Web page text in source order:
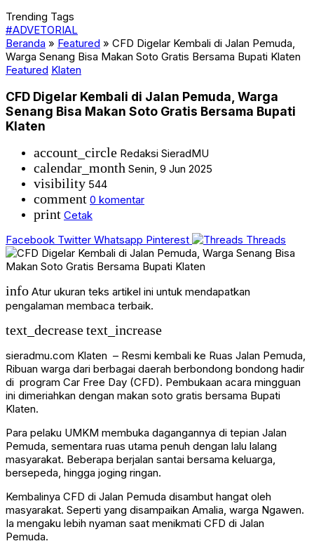
Trending Tags
#ADVETORIAL
Beranda » Featured » CFD Digelar Kembali di Jalan Pemuda,
Warga Senang Bisa Makan Soto Gratis Bersama Bupati Klaten
Featured Klaten
CFD Digelar Kembali di Jalan Pemuda, Warga
Senang Bisa Makan Soto Gratis Bersama Bupati
Klaten
account_circle Redaksi SieradMU
calendar_month Senin, 9 Jun 2025
visibility 544
comment 0 komentar
print Cetak
Facebook Twitter Whatsapp Pinterest Threads
info Atur ukuran teks artikel ini untuk mendapatkan
pengalaman membaca terbaik.
text_decreasetext_increase
sieradmu.com Klaten – Resmi kembali ke Ruas Jalan Pemuda,
Ribuan warga dari berbagai daerah berbondong bondong hadir
di program Car Free Day (CFD). Pembukaan acara mingguan
ini dimeriahkan dengan makan soto gratis bersama Bupati
Klaten.
Para pelaku UMKM membuka dagangannya di tepian Jalan
Pemuda, sementara ruas utama penuh dengan lalu lalang
masyarakat. Beberapa berjalan santai bersama keluarga,
bersepeda, hingga joging ringan.
Kembalinya CFD di Jalan Pemuda disambut hangat oleh
masyarakat. Seperti yang disampaikan Amalia, warga Ngawen.
Ia mengaku lebih nyaman saat menikmati CFD di Jalan
Pemuda.